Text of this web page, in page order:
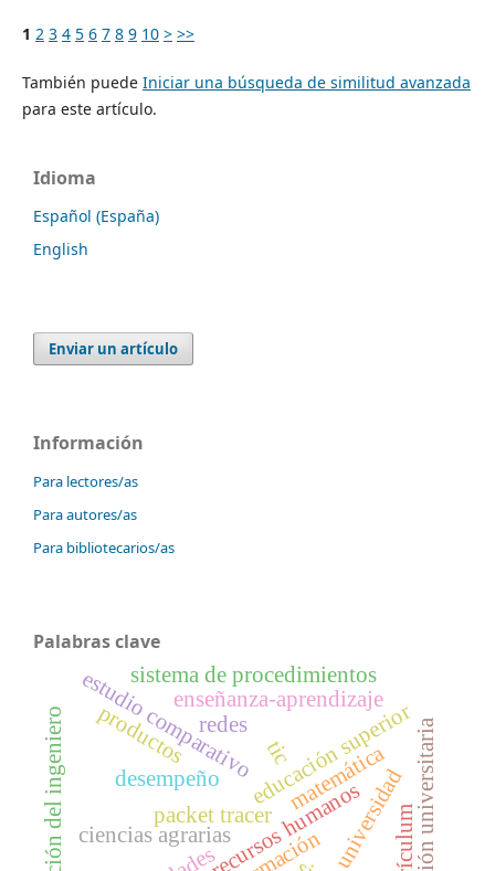
1 2 3 4 5 6 7 8 9 10 > >>
También puede Iniciar una búsqueda de similitud avanzada
para este artículo.
Idioma
Español (España)
English
Enviar un artículo
Información
Para lectores/as
Para autores/as
Para bibliotecarios/as
Palabras clave
desempeño educación superiordirección universitaria
estudio comparativo
recursos humanos
packet tracer
redes
tic
ciencias agrarias
enseñanza-aprendizaje
sistema de procedimientos
formación del ingeniero matemática
universidad
productos